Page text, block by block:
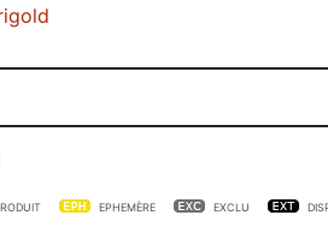
EPHEMÈRE EXCLU